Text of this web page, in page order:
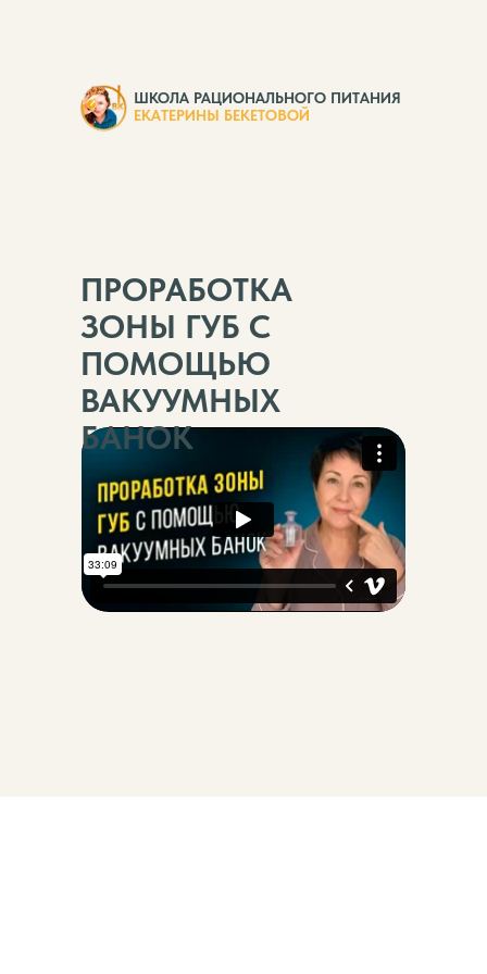
ПРОРАБОТКА
ЗОНЫ ГУБ С
ПОМОЩЬЮ
ВАКУУМНЫХ
БАНОК
ШКОЛА РАЦИОНАЛЬНОГО ПИТАНИЯ
ЕКАТЕРИНЫ БЕКЕТОВОЙ